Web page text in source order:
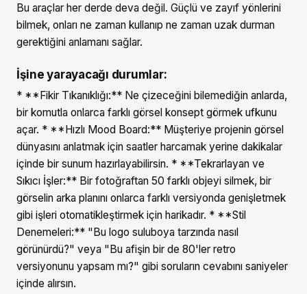
Bu araçlar her derde deva değil. Güçlü ve zayıf yönlerini
bilmek, onları ne zaman kullanıp ne zaman uzak durman
gerektiğini anlamanı sağlar.
İşine yarayacağı durumlar:
* **Fikir Tıkanıklığı:** Ne çizeceğini bilemediğin anlarda,
bir komutla onlarca farklı görsel konsept görmek ufkunu
açar. * **Hızlı Mood Board:** Müşteriye projenin görsel
dünyasını anlatmak için saatler harcamak yerine dakikalar
içinde bir sunum hazırlayabilirsin. * **Tekrarlayan ve
Sıkıcı İşler:** Bir fotoğraftan 50 farklı objeyi silmek, bir
görselin arka planını onlarca farklı versiyonda genişletmek
gibi işleri otomatikleştirmek için harikadır. * **Stil
Denemeleri:** "Bu logo suluboya tarzında nasıl
görünürdü?" veya "Bu afişin bir de 80'ler retro
versiyonunu yapsam mı?" gibi soruların cevabını saniyeler
içinde alırsın.